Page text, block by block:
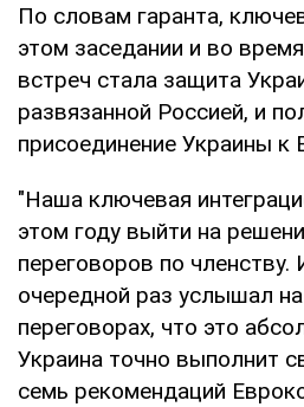
По словам гаранта,
этом заседании и во
встреч стала защита
развязанной Россией, и
присоединение Украины к
"Наша ключевая
этом году выйти на
переговоров по членству.
очередной раз услышал
переговорах, что это
Украина точно выполнит
семь рекомендаций